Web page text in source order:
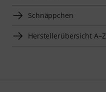
Schnäppchen
Herstellerübersicht A–Z